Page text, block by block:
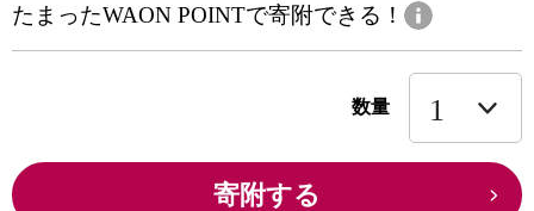
たまったWAON POINTで寄附できる！
数量
寄附する